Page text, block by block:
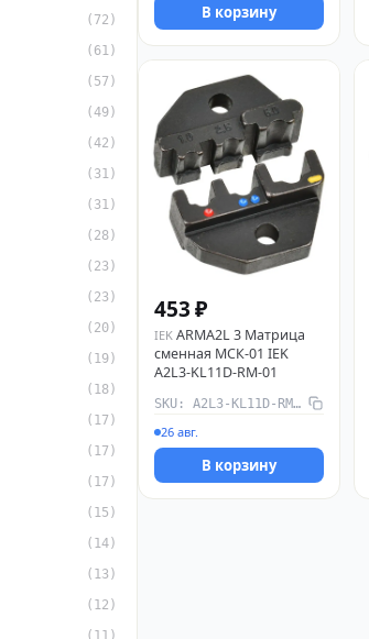
(72)
(61)
(57)
(49)
(42)
(31)
(31)
(28)
(23)
(23)
(20)
(19)
(18)
(17)
(17)
(17)
(15)
(14)
(13)
(12)
(11)
В корзину
453 ₽
IEK ARMA2L 3 Матрица
сменная МСК-01 IEK
A2L3-KL11D-RM-01
SKU: A2L3-KL11D-RM-01
26 авг.
В корзину